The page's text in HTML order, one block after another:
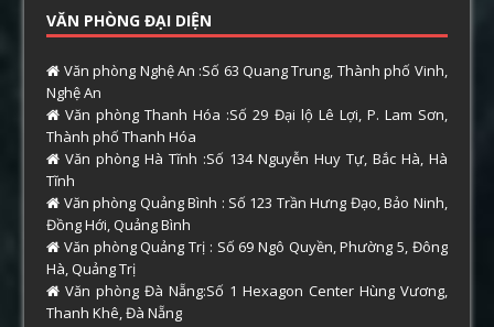
VĂN PHÒNG ĐẠI DIỆN
Văn phòng Nghệ An :Số 63 Quang Trung, Thành phố Vinh,
Nghệ An
Văn phòng Thanh Hóa :Số 29 Đại lộ Lê Lợi, P. Lam Sơn,
Thành phố Thanh Hóa
Văn phòng Hà Tĩnh :Số 134 Nguyễn Huy Tự, Bắc Hà, Hà
Tĩnh
Văn phòng Quảng Bình : Số 123 Trần Hưng Đạo, Bảo Ninh,
Đồng Hới, Quảng Bình
Văn phòng Quảng Trị : Số 69 Ngô Quyền, Phường 5, Đông
Hà, Quảng Trị
Văn phòng Đà Nẵng:Số 1 Hexagon Center Hùng Vương,
Thanh Khê, Đà Nẵng